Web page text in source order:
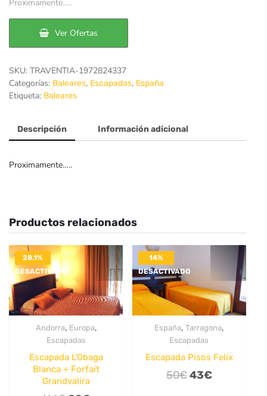
era:
166€.
es:
124€.
Proximamente…..
Ver Ofertas
SKU: TRAVENTIA-1972824337
Categorías: Baleares, Escapadas, España
Etiqueta: Baleares
Descripción Información adicional
Proximamente…..
Productos relacionados
28.1%
DESACTIVADO
Andorra, Europa,
Escapadas
Escapada L’Obaga
Blanca + Forfait
Grandvalira
14%
DESACTIVADO
España,Tarragona,
Escapadas
Escapada Pisos Felix
50€El
43€El